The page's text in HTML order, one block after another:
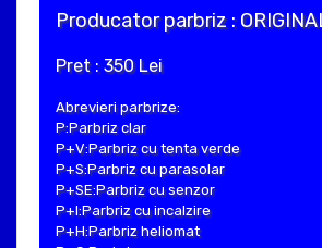
Producator parbriz :
Pret : 350 Lei
Abrevieri parbrize:
P:Parbriz clar
P+V:Parbriz cu tenta verde
P+S:Parbriz cu parasolar
P+SE:Parbriz cu senzor
P+I:Parbriz cu incalzire
P+H:Parbriz heliomat